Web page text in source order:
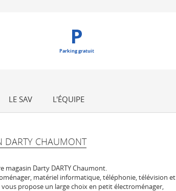
Parking gratuit
LE SAV L'ÉQUIPE
DARTY CHAUMONT
magasin Darty DARTY Chaumont.
matériel informatique, téléphonie, télévision et
propose un large choix en petit électroménager,